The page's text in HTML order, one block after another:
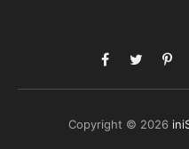
Facebook
Twitter
Copyright © 2026